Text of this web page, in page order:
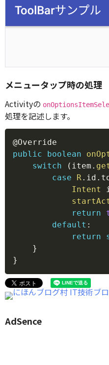
メニュータップ時の処理
Activityの
処理を記述します。
@Override
public
boolean
switch
( item .
case
R . id .
Intent
return
default :
return
}
}
AdSence